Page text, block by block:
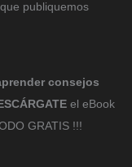
publiquemos
consejos
el eBook
GRATIS !!!